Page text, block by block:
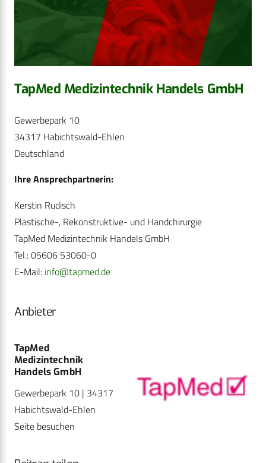
TapMed Medizintechnik Handels GmbH
Gewerbepark 10
34317 Habichtswald-Ehlen
Deutschland
Ihre Ansprechpartnerin:
Kerstin Rudisch
Plastische-, Rekonstruktive- und Handchirurgie
TapMed Medizintechnik Handels GmbH
Tel.: 05606 53060-0
E-Mail: info@tapmed.de
Anbieter
TapMed
Medizintechnik
Handels GmbH
Gewerbepark 10 | 34317
Habichtswald-Ehlen
Seite besuchen